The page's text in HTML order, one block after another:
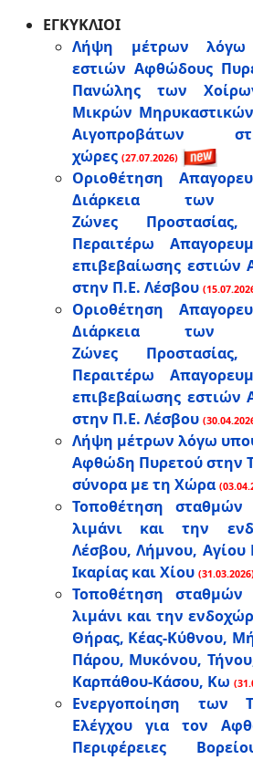
ΕΓΚΥΚΛΙΟΙ
Λήψη μέτρων λόγω
εστιών Αφθώδους
Πανώλης των
Μικρών
Αιγοπροβάτων
χώρες (27.07.2026)
Οριοθέτηση
Διάρκεια των
Ζώνες
Περαιτέρω
επιβεβαίωσης εστιών
στην Π.Ε. Λέσβου
Οριοθέτηση
Διάρκεια των
Ζώνες
Περαιτέρω
επιβεβαίωσης εστιών
στην Π.Ε. Λέσβου
Λήψη μέτρων λόγω
Αφθώδη Πυρετού στην
σύνορα με τη Χώρα
Τοποθέτηση
λιμάνι και την
Λέσβου, Λήμνου, Αγίου
Ικαρίας και Χίου
Τοποθέτηση
λιμάνι και την
Θήρας, Κέας-Κύθνου,
Πάρου, Μυκόνου,
Καρπάθου-Κάσου, Κω
Ενεργοποίηση των
Ελέγχου για τον
Περιφέρειες